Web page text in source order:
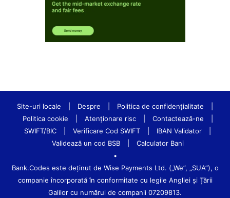
Site-uri locale Despre Politica de confidenţialitate
Politica cookie
Atenționare risc Contactează-ne
SWIFT/BIC
Verificare Cod SWIFT IBAN Validator
Validează un cod BSB
Calculator Bani
•
Bank.Codes este deținut de Wise Payments Ltd. („We”, „SUA”), o
companie încorporată în conformitate cu legile Angliei și Țării
Galilor cu numărul de companii 07209813.